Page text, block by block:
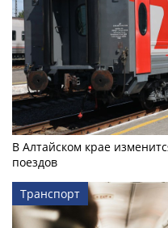
В Алтайском крае
поездов
Транспорт